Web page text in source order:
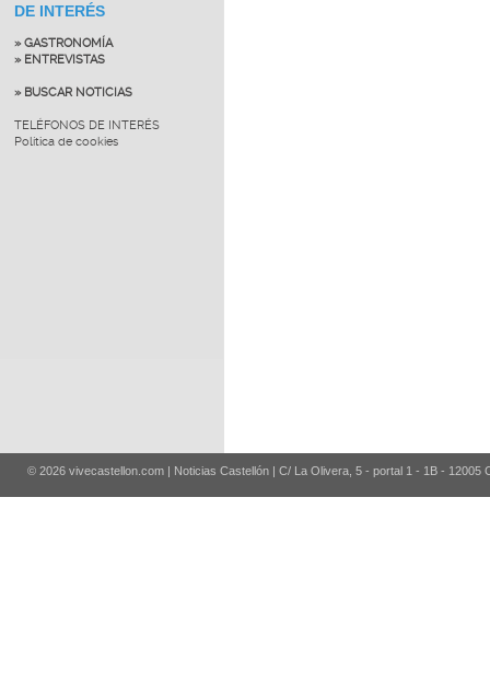
DE INTERÉS
» GASTRONOMÍA
» ENTREVISTAS
» BUSCAR NOTICIAS
TELÉFONOS DE INTERÉS
Política de cookies
© 2026 vivecastellon.com | Noticias Castellón | C/ La Olivera, 5 - portal 1 - 1B - 12005